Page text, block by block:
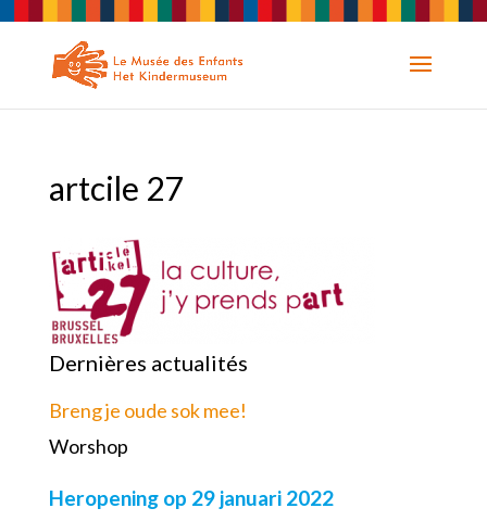
artcile 27
Dernières actualités
Breng je oude sok mee!
Worshop
Heropening op 29 januari 2022